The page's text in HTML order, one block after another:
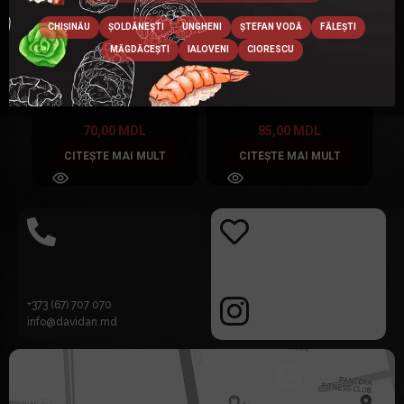
Cheescake
70,00 MDL
CITEȘTE MAI MULT
85,00 MDL
CITEȘTE MAI MULT
+373 (67) 707 070
info@davidan.md
CHIȘINĂU ȘOLDĂNEȘTI UNGHENI ȘTEFAN VODĂ FĂLEȘTI
MĂGDĂCEȘTI IALOVENI CIORESCU